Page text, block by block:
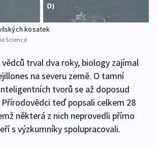
kosatek
Science
trval dva roky, biology zajímal
na severu země. O tamní
tvorů se až doposud
teď popsali celkem 28
některá z nich neprovedli přímo
s výzkumníky spolupracovali.